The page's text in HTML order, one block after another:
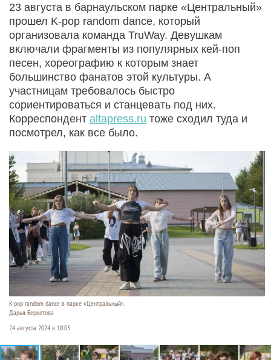
23 августа в барнаульском парке «Центральный»
прошел K-pop random dance, который
организовала команда TruWay. Девушкам
включали фрагменты из популярных кей-поп
песен, хореографию к которым знает
большинство фанатов этой культуры. А
участницам требовалось быстро
сориентироваться и станцевать под них.
Корреспондент altapress.ru тоже сходил туда и
посмотрел, как все было.
K-pop random dance в парке «Центральный».
Дарья Беркетова
24 августа 2024 в 10:05